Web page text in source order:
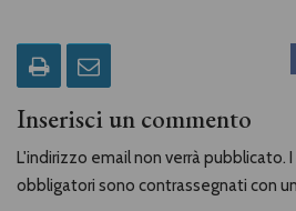
Inserisci un commento
L'indirizzo email non verrà pubblicato.
obbligatori sono contrassegnati con